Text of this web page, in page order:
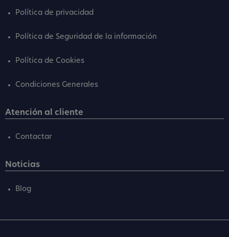
Política de privacidad
Política de Seguridad de la información
Política de Cookies
Condiciones Generales
Atención al cliente
Contactar
Noticias
Blog